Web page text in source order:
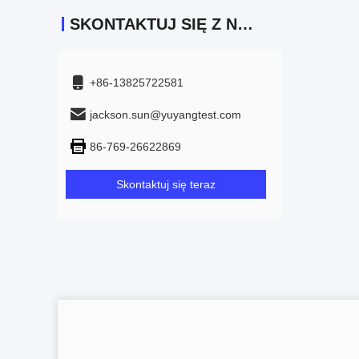
SKONTAKTUJ SIĘ Z NAMI
+86-13825722581
jackson.sun@yuyangtest.com
86-769-26622869
Skontaktuj się teraz